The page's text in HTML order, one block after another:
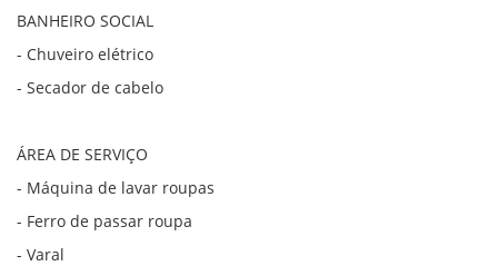
BANHEIRO SOCIAL
- Chuveiro elétrico
- Secador de cabelo
ÁREA DE SERVIÇO
- Máquina de lavar roupas
- Ferro de passar roupa
- Varal